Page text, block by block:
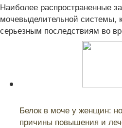
Наиболее распространенные
мочевыделительной системы,
серьезным последствиям во
Белок в моче у женщин:
причины повышения и